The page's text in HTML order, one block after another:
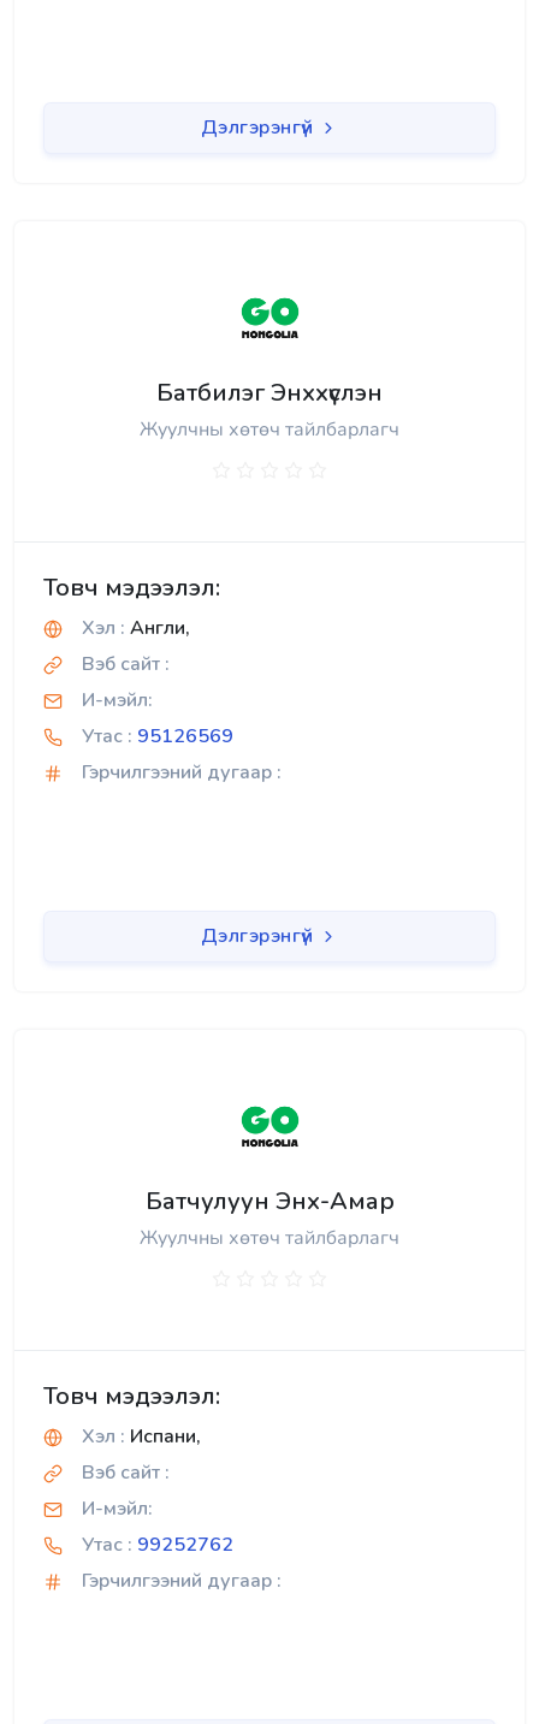
Дэлгэрэнгүй
Батбилэг Энххүслэн
Жуулчны хөтөч тайлбарлагч
Товч мэдээлэл:
Хэл : Англи,
Вэб сайт :
И-мэйл:
Утас : 95126569
Гэрчилгээний дугаар :
Дэлгэрэнгүй
Батчулуун Энх-Амар
Жуулчны хөтөч тайлбарлагч
Товч мэдээлэл:
Хэл : Испани,
Вэб сайт :
И-мэйл:
Утас : 99252762
Гэрчилгээний дугаар :